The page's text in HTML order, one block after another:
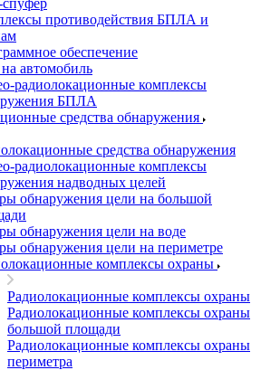
спуфер
противодействия БПЛА и
обеспечение
автомобиль
радиолокационные комплексы
БПЛА
средства обнаружения
средства обнаружения
радиолокационные комплексы
надводных целей
обнаружения цели на большой
обнаружения цели на воде
обнаружения цели на периметре
комплексы охраны
Радиолокационные комплексы охраны
Радиолокационные комплексы охраны
большой площади
Радиолокационные комплексы охраны
периметра